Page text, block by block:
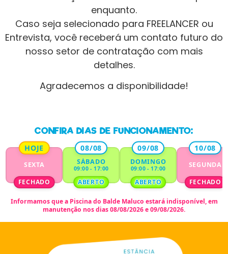
enquanto.
Caso seja selecionado para FREELANCER ou
Entrevista, você receberá um contato futuro do
nosso setor de contratação com mais
detalhes.
Agradecemos a disponibilidade!
CONFIRA DIAS DE FUNCIONAMENTO:
HOJE
SEXTA
FECHADO
08/08
SÁBADO
09:00 - 17:00
ABERTO
09/08
DOMINGO
09:00 - 17:00
ABERTO
10/08
SEGUNDA
FECHADO
Informamos que a Piscina do Balde Maluco estará indisponível,em
manutenção nos dias 08/08/2026 e 09/08/2026.